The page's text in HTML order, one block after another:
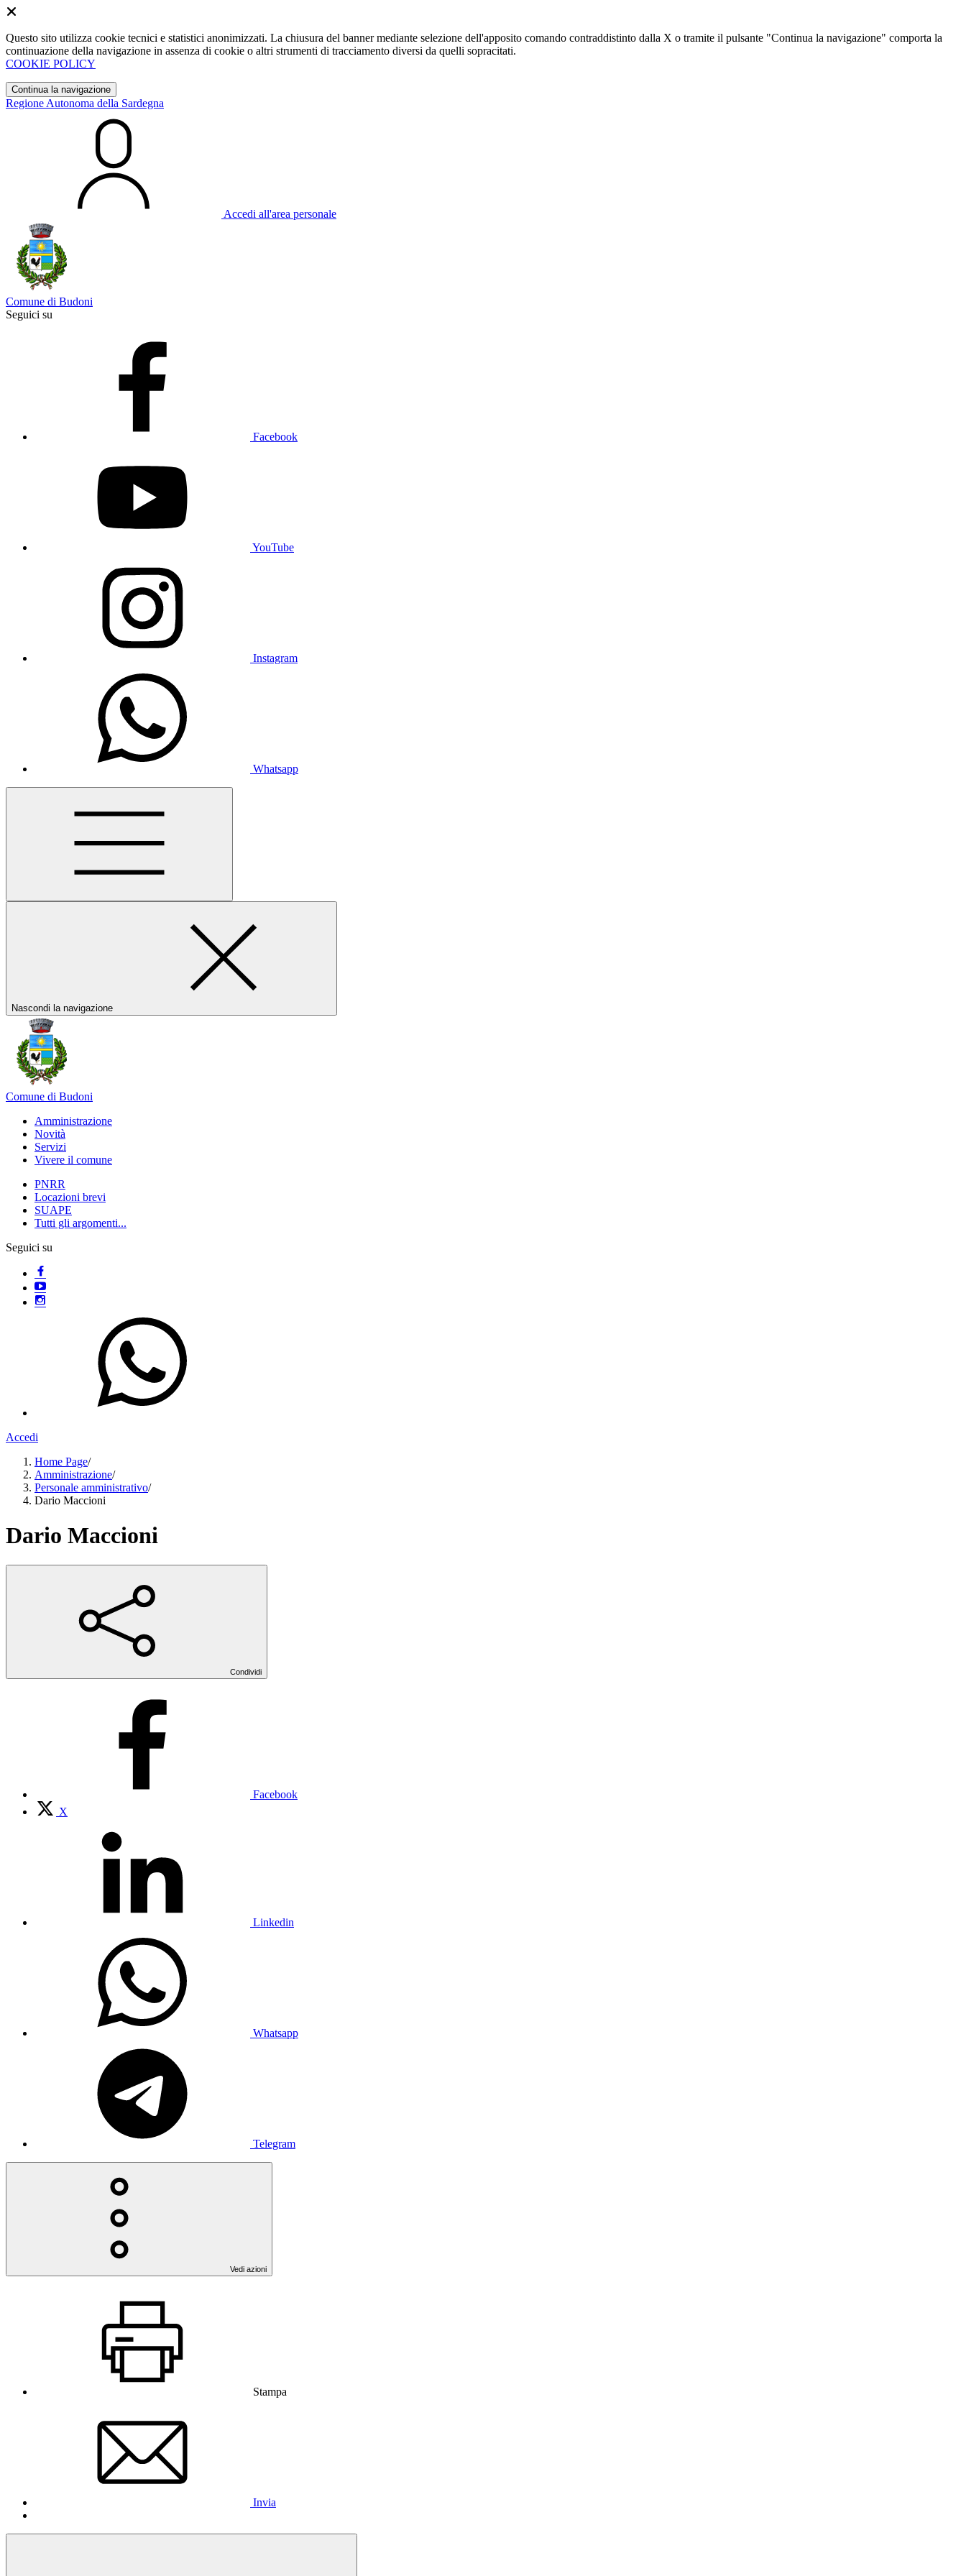
Questo sito utilizza cookie tecnici e statistici anonimizzati. La chiusura del banner mediante selezione dell'apposito comando contraddistinto dalla X o tramite il pulsante "Continua la navigazione" comporta la
continuazione della navigazione in assenza di cookie o altri strumenti di tracciamento diversi da quelli sopracitati.
COOKIE POLICY
Continua la navigazione
Regione Autonoma della Sardegna
Accedi all'area personale
Comune di Budoni
Seguici su
Facebook
YouTube
Instagram
Whatsapp
Nascondi la navigazione
Comune di Budoni
Amministrazione
Novità
Servizi
Vivere il comune
PNRR
Locazioni brevi
SUAPE
Tutti gli argomenti...
Seguici su
Accedi
Home Page/
Amministrazione/
Personale amministrativo/
Dario Maccioni
Dario Maccioni
Condividi
Facebook
X
Linkedin
Whatsapp
Telegram
Vedi azioni
Stampa
Invia